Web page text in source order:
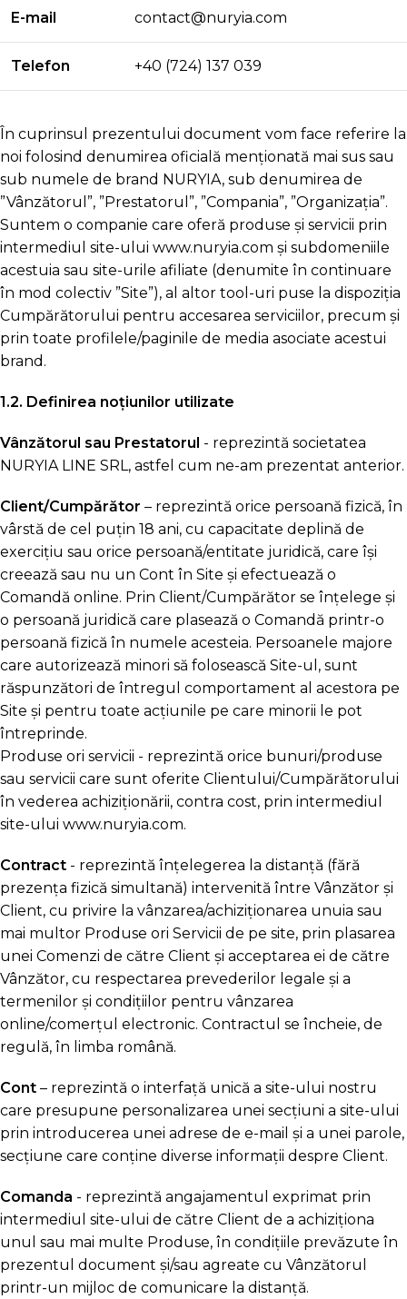
E-mail contact@nuryia.com
Telefon +40 (724) 137 039
În cuprinsul prezentului document vom face referire la
noi folosind denumirea oficială menționată mai sus sau
sub numele de brand NURYIA, sub denumirea de
”Vânzătorul”, ”Prestatorul”, ”Compania”, ”Organizația”.
Suntem o companie care oferă produse și servicii prin
intermediul site-ului www.nuryia.com și subdomeniile
acestuia sau site-urile afiliate (denumite în continuare
în mod colectiv ”Site”), al altor tool-uri puse la dispoziția
Cumpărătorului pentru accesarea serviciilor, precum și
prin toate profilele/paginile de media asociate acestui
brand.
1.2. Definirea noțiunilor utilizate
Vânzătorul sau Prestatorul - reprezintă societatea
NURYIA LINE SRL, astfel cum ne-am prezentat anterior.
Client/Cumpărător – reprezintă orice persoană fizică, în
vârstă de cel puțin 18 ani, cu capacitate deplină de
exercițiu sau orice persoană/entitate juridică, care își
creează sau nu un Cont în Site şi efectuează o
Comandă online. Prin Client/Cumpărător se înțelege și
o persoană juridică care plasează o Comandă printr-o
persoană fizică în numele acesteia. Persoanele majore
care autorizează minori să folosească Site-ul, sunt
răspunzători de întregul comportament al acestora pe
Site și pentru toate acțiunile pe care minorii le pot
întreprinde.
Produse ori servicii - reprezintă orice bunuri/produse
sau servicii care sunt oferite Clientului/Cumpărătorului
în vederea achiziționării, contra cost, prin intermediul
site-ului www.nuryia.com.
Contract - reprezintă înțelegerea la distanță (fără
prezența fizică simultană) intervenită între Vânzător şi
Client, cu privire la vânzarea/achiziționarea unuia sau
mai multor Produse ori Servicii de pe site, prin plasarea
unei Comenzi de către Client şi acceptarea ei de către
Vânzător, cu respectarea prevederilor legale şi a
termenilor şi condițiilor pentru vânzarea
online/comerțul electronic. Contractul se încheie, de
regulă, în limba română.
Cont – reprezintă o interfață unică a site-ului nostru
care presupune personalizarea unei secţiuni a site-ului
prin introducerea unei adrese de e-mail şi a unei parole,
secţiune care conţine diverse informaţii despre Client.
Comanda - reprezintă angajamentul exprimat prin
intermediul site-ului de către Client de a achiziționa
unul sau mai multe Produse, în condițiile prevăzute în
prezentul document și/sau agreate cu Vânzătorul
printr-un mijloc de comunicare la distanță.